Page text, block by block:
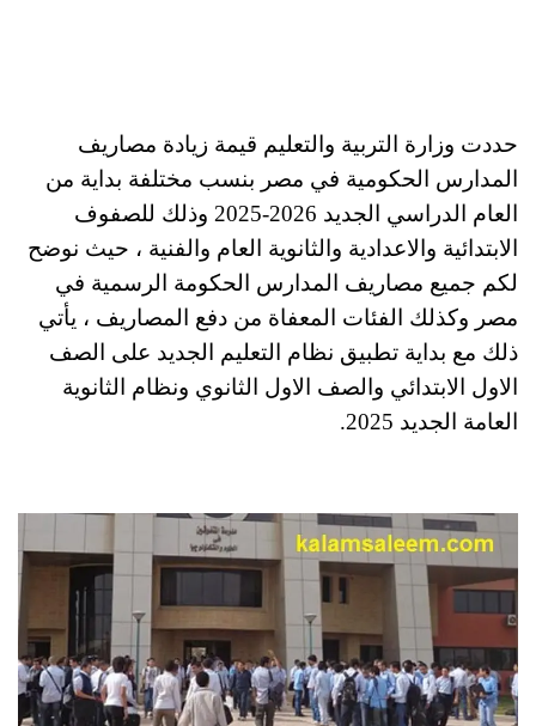
حددت وزارة التربية والتعليم قيمة زيادة مصاريف
المدارس الحكومية في مصر بنسب مختلفة بداية من
العام الدراسي الجديد 2026-2025 وذلك للصفوف
الابتدائية والاعدادية والثانوية العام والفنية ، حيث نوضح
لكم جميع مصاريف المدارس الحكومة الرسمية في
مصر وكذلك الفئات المعفاة من دفع المصاريف ، يأتي
ذلك مع بداية تطبيق نظام التعليم الجديد على الصف
الاول الابتدائي والصف الاول الثانوي ونظام الثانوية
العامة الجديد 2025.